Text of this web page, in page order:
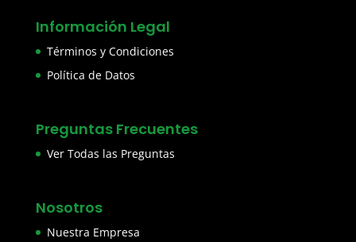
Información Legal
Términos y Condiciones
Política de Datos
Preguntas Frecuentes
Ver Todas las Preguntas
Nosotros
Nuestra Empresa